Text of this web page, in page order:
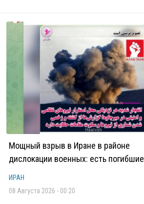
Мощный взрыв в Иране в районе
дислокации военных: есть погибшие
ИРАН
08 Августа 2026 - 00:20